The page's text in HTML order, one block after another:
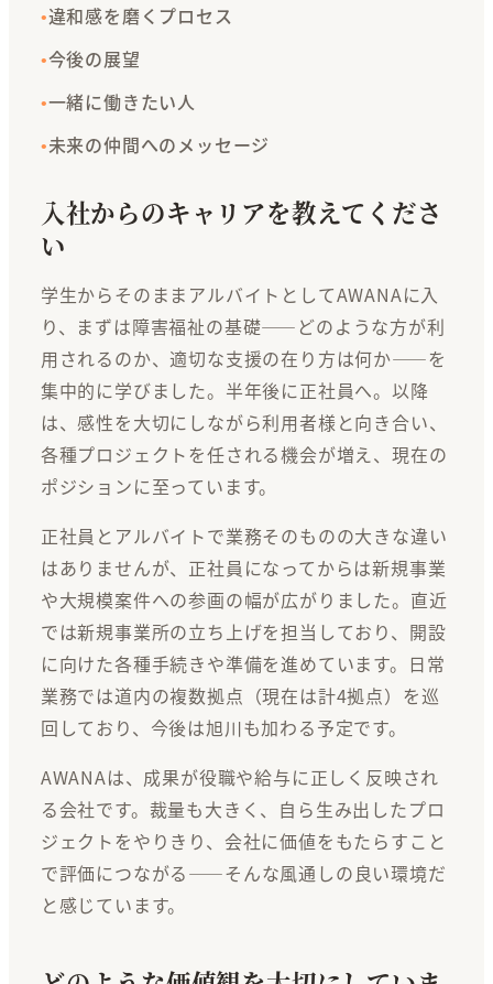
違和感を磨くプロセス
今後の展望
一緒に働きたい人
未来の仲間へのメッセージ
入社からのキャリアを教えてくださ
い
学生からそのままアルバイトとしてAWANAに入
り、まずは障害福祉の基礎――どのような方が利
用されるのか、適切な支援の在り方は何か――を
集中的に学びました。半年後に正社員へ。以降
は、感性を大切にしながら利用者様と向き合い、
各種プロジェクトを任される機会が増え、現在の
ポジションに至っています。
正社員とアルバイトで業務そのものの大きな違い
はありませんが、正社員になってからは新規事業
や大規模案件への参画の幅が広がりました。直近
では新規事業所の立ち上げを担当しており、開設
に向けた各種手続きや準備を進めています。日常
業務では道内の複数拠点（現在は計4拠点）を巡
回しており、今後は旭川も加わる予定です。
AWANAは、成果が役職や給与に正しく反映され
る会社です。裁量も大きく、自ら生み出したプロ
ジェクトをやりきり、会社に価値をもたらすこと
で評価につながる――そんな風通しの良い環境だ
と感じています。